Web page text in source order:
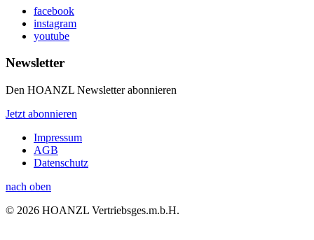
facebook
instagram
youtube
Newsletter
Den HOANZL Newsletter abonnieren
Jetzt abonnieren
Impressum
AGB
Datenschutz
nach oben
© 2026 HOANZL Vertriebsges.m.b.H.